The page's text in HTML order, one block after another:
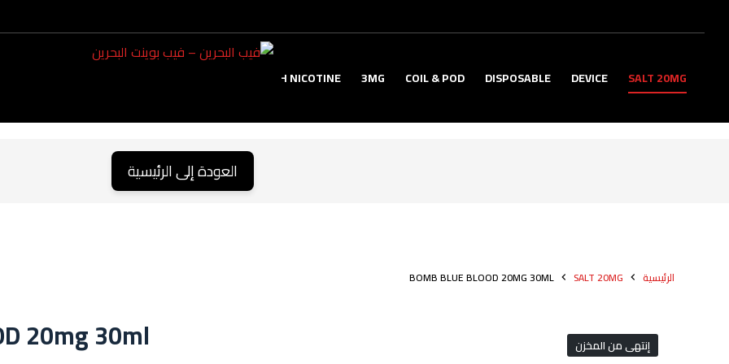
SALT 20MG
DEVICE
DISPOSABLE
COIL & POD
3MG
HIGH NICOTINE
العودة إلى الرئيسية
الرئيسية SALT 20MG
BOMB BLUE BLOOD 20MG 30ML
إنتهى من المخزن 20mg 30ml